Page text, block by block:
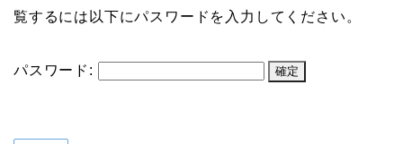
覧するには以下にパスワードを入力してください。
パスワード: